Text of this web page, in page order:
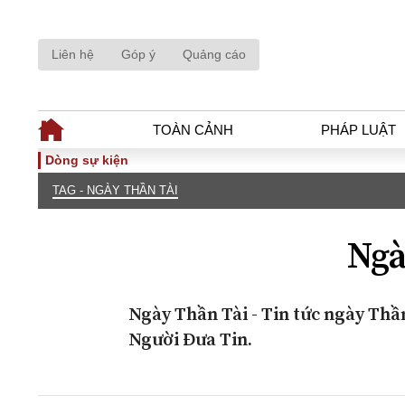
Liên hệ Góp ý Quảng cáo
TOÀN CẢNH PHÁP LUẬT
TOÀN CẢNH
Thế giới
Góc nhìn luật
Hồ sơ điều tra
Tiếng nói
An ninh -
Dòng sự kiện
TAG - NGÀY THẦN TÀI
Ngày Thần Tài - Tin tức ngày
Người Đưa Tin.